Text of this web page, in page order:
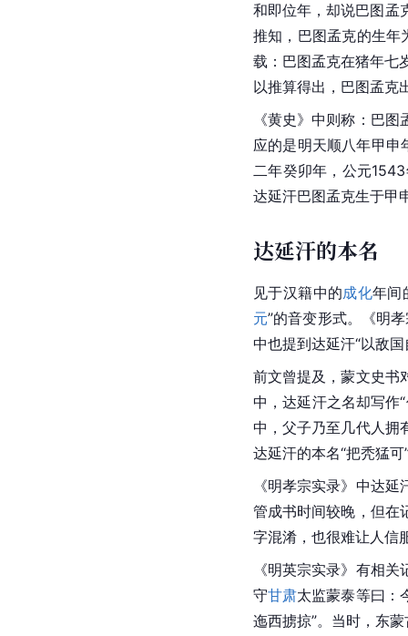
和即位年，却说巴图孟
推知，巴图孟克的生年
载：巴图孟克在猪年七
以推算得出，巴图孟克
《黄史》中则称：巴
应的是明天顺八年甲
二年癸卯年，公元
达延汗巴图孟克生于甲
达延汗的本名
见于汉籍中的成化年间
元”的音变形式。《明
中也提到达延汗“以敌
前文曾提及，蒙文史书
中，达延汗之名却写作
中，父子乃至几代人拥
达延汗的本名“把秃猛
《明孝宗实录》中达
管成书时间较晚，但在
字混淆，也很难让人信
《明英宗实录》有相关
守甘肃太监蒙泰等曰：
迤西掳掠”。当时，东